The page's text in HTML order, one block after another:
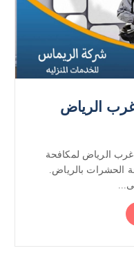
الرياض
الرياض لمكافحة
بالرياض.